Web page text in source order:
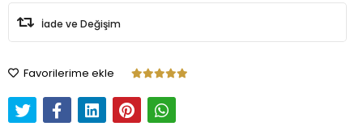
İade ve Değişim
Favorilerime ekle